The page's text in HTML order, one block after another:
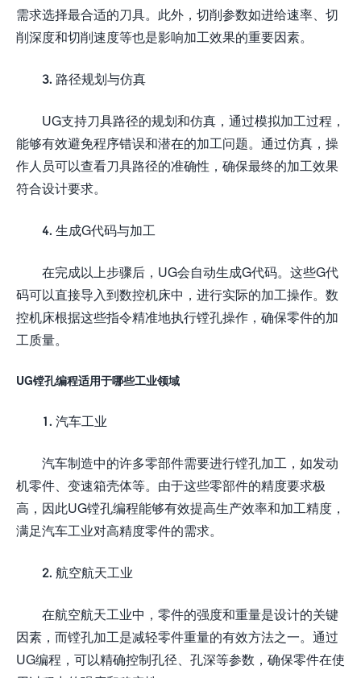
需求选择最合适的刀具。此外，切削参数如进给速率、切
削深度和切削速度等也是影响加工效果的重要因素。
3. 路径规划与仿真
UG支持刀具路径的规划和仿真，通过模拟加工过程，
能够有效避免程序错误和潜在的加工问题。通过仿真，操
作人员可以查看刀具路径的准确性，确保最终的加工效果
符合设计要求。
4. 生成G代码与加工
在完成以上步骤后，UG会自动生成G代码。这些G代
码可以直接导入到数控机床中，进行实际的加工操作。数
控机床根据这些指令精准地执行镗孔操作，确保零件的加
工质量。
UG镗孔编程适用于哪些工业领域
1. 汽车工业
汽车制造中的许多零部件需要进行镗孔加工，如发动
机零件、变速箱壳体等。由于这些零部件的精度要求极
高，因此UG镗孔编程能够有效提高生产效率和加工精度，
满足汽车工业对高精度零件的需求。
2. 航空航天工业
在航空航天工业中，零件的强度和重量是设计的关键
因素，而镗孔加工是减轻零件重量的有效方法之一。通过
UG编程，可以精确控制孔径、孔深等参数，确保零件在使